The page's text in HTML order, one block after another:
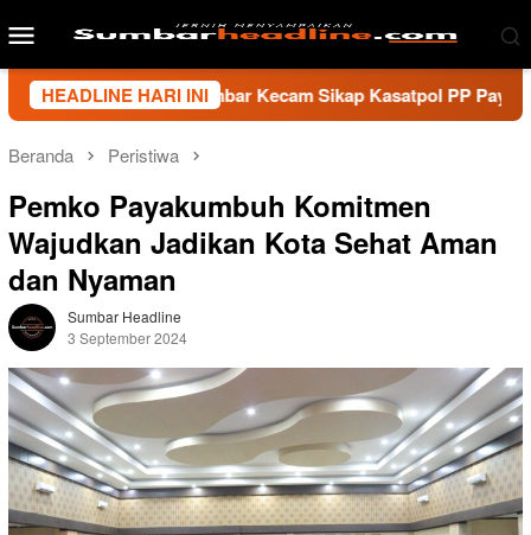
ke
Menu
Mobile
HEADLINE HARI INI
Sumbar Kecam Sikap Kasatpol PP Payakumbuh,
Beranda Peristiwa
Pemko Payakumbuh Komitmen
Wajudkan Jadikan Kota Sehat Aman
dan Nyaman
Sumbar Headline
3 September 2024